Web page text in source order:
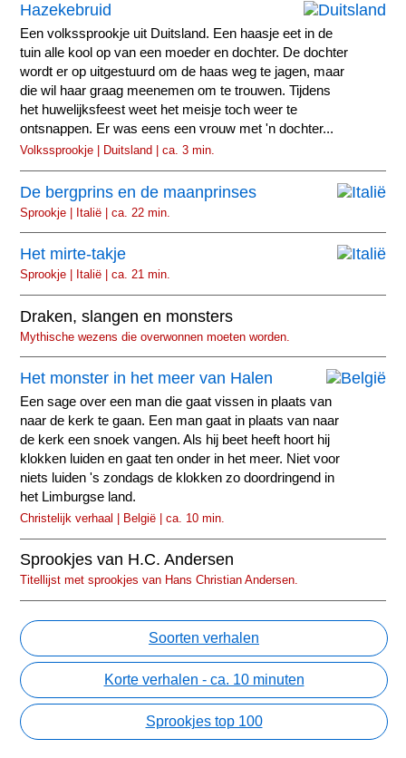
Hazekebruid
Een volkssprookje uit Duitsland. Een haasje eet in de
tuin alle kool op van een moeder en dochter. De dochter
wordt er op uitgestuurd om de haas weg te jagen, maar
die wil haar graag meenemen om te trouwen. Tijdens
het huwelijksfeest weet het meisje toch weer te
ontsnappen. Er was eens een vrouw met 'n dochter...
Volkssprookje | Duitsland | ca. 3 min.
De bergprins en de maanprinses
Sprookje | Italië | ca. 22 min.
Het mirte-takje
Sprookje | Italië | ca. 21 min.
Draken, slangen en monsters
Mythische wezens die overwonnen moeten worden.
Het monster in het meer van Halen
Een sage over een man die gaat vissen in plaats van
naar de kerk te gaan. Een man gaat in plaats van naar
de kerk een snoek vangen. Als hij beet heeft hoort hij
klokken luiden en gaat ten onder in het meer. Niet voor
niets luiden 's zondags de klokken zo doordringend in
het Limburgse land.
Christelijk verhaal | België | ca. 10 min.
Sprookjes van H.C. Andersen
Titellijst met sprookjes van Hans Christian Andersen.
Soorten verhalen
Korte verhalen - ca. 10 minuten
Sprookjes top 100